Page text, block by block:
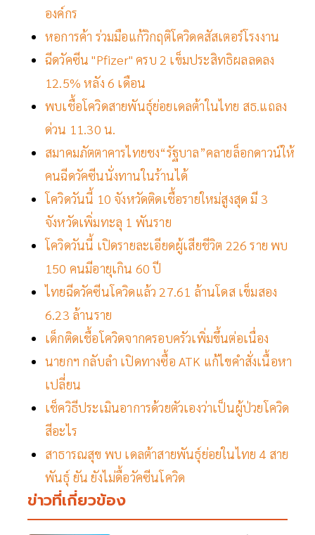
องค์กร
หอการค้า ร่วมมือแก้วิกฤติโควิดคสัสเตอร์โรงงาน
ฉีดวัคซีน "Pfizer" ครบ 2 เข็มประสิทธิผลลดลง
12.5% หลัง 6 เดือน
พบเชื้อโควิดสายพันธุ์ย่อยเดลต้าในไทย สธ.แถลง
ด่วน 11.30 น.
สมาคมภัตตาคารไทยชง“รัฐบาล”คลายล็อกดาวน์ให้
คนฉีดวัคซีนนั่งทานในร้านได้
โควิดวันนี้ 10 จังหวัดติดเชื้อรายใหม่สูงสุด มี 3
จังหวัดเพิ่มทะลุ 1 พันราย
โควิดวันนี้ เปิดรายละเอียดผู้เสียชีวิต 226 ราย พบ
150 คนมีอายุเกิน 60 ปี
ไทยฉีดวัคซีนโควิดแล้ว 27.61 ล้านโดส เข็มสอง
6.23 ล้านราย
เด็กติดเชื้อโควิดจากครอบครัวเพิ่มขึ้นต่อเนื่อง
นายกฯ กลับลำ เปิดทางซื้อ ATK แก้ไขคำสั่งเนื้อหา
เปลี่ยน
เช็ควิธีประเมินอาการด้วยตัวเองว่าเป็นผู้ป่วยโควิด
สีอะไร
สาธารณสุข พบ เดลต้าสายพันธุ์ย่อยในไทย 4 สาย
พันธุ์ ยัน ยังไม่ดื้อวัคซีนโควิด
ข่าวที่เกี่ยวข้อง